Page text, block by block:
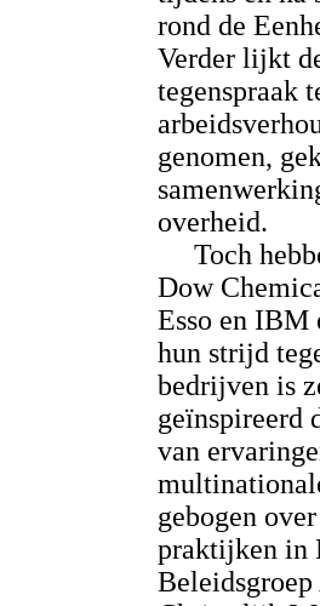
rond de
Verder lijkt
tegenspraak
genomen,
overheid.
Toch
Dow
Esso en IBM
hun strijd
bedrijven is
geïnspireerd
van
gebogen
praktijken in